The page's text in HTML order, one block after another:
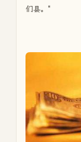
们县。"